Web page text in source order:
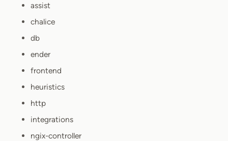
assist
chalice
db
ender
frontend
heuristics
http
integrations
ngix-controller